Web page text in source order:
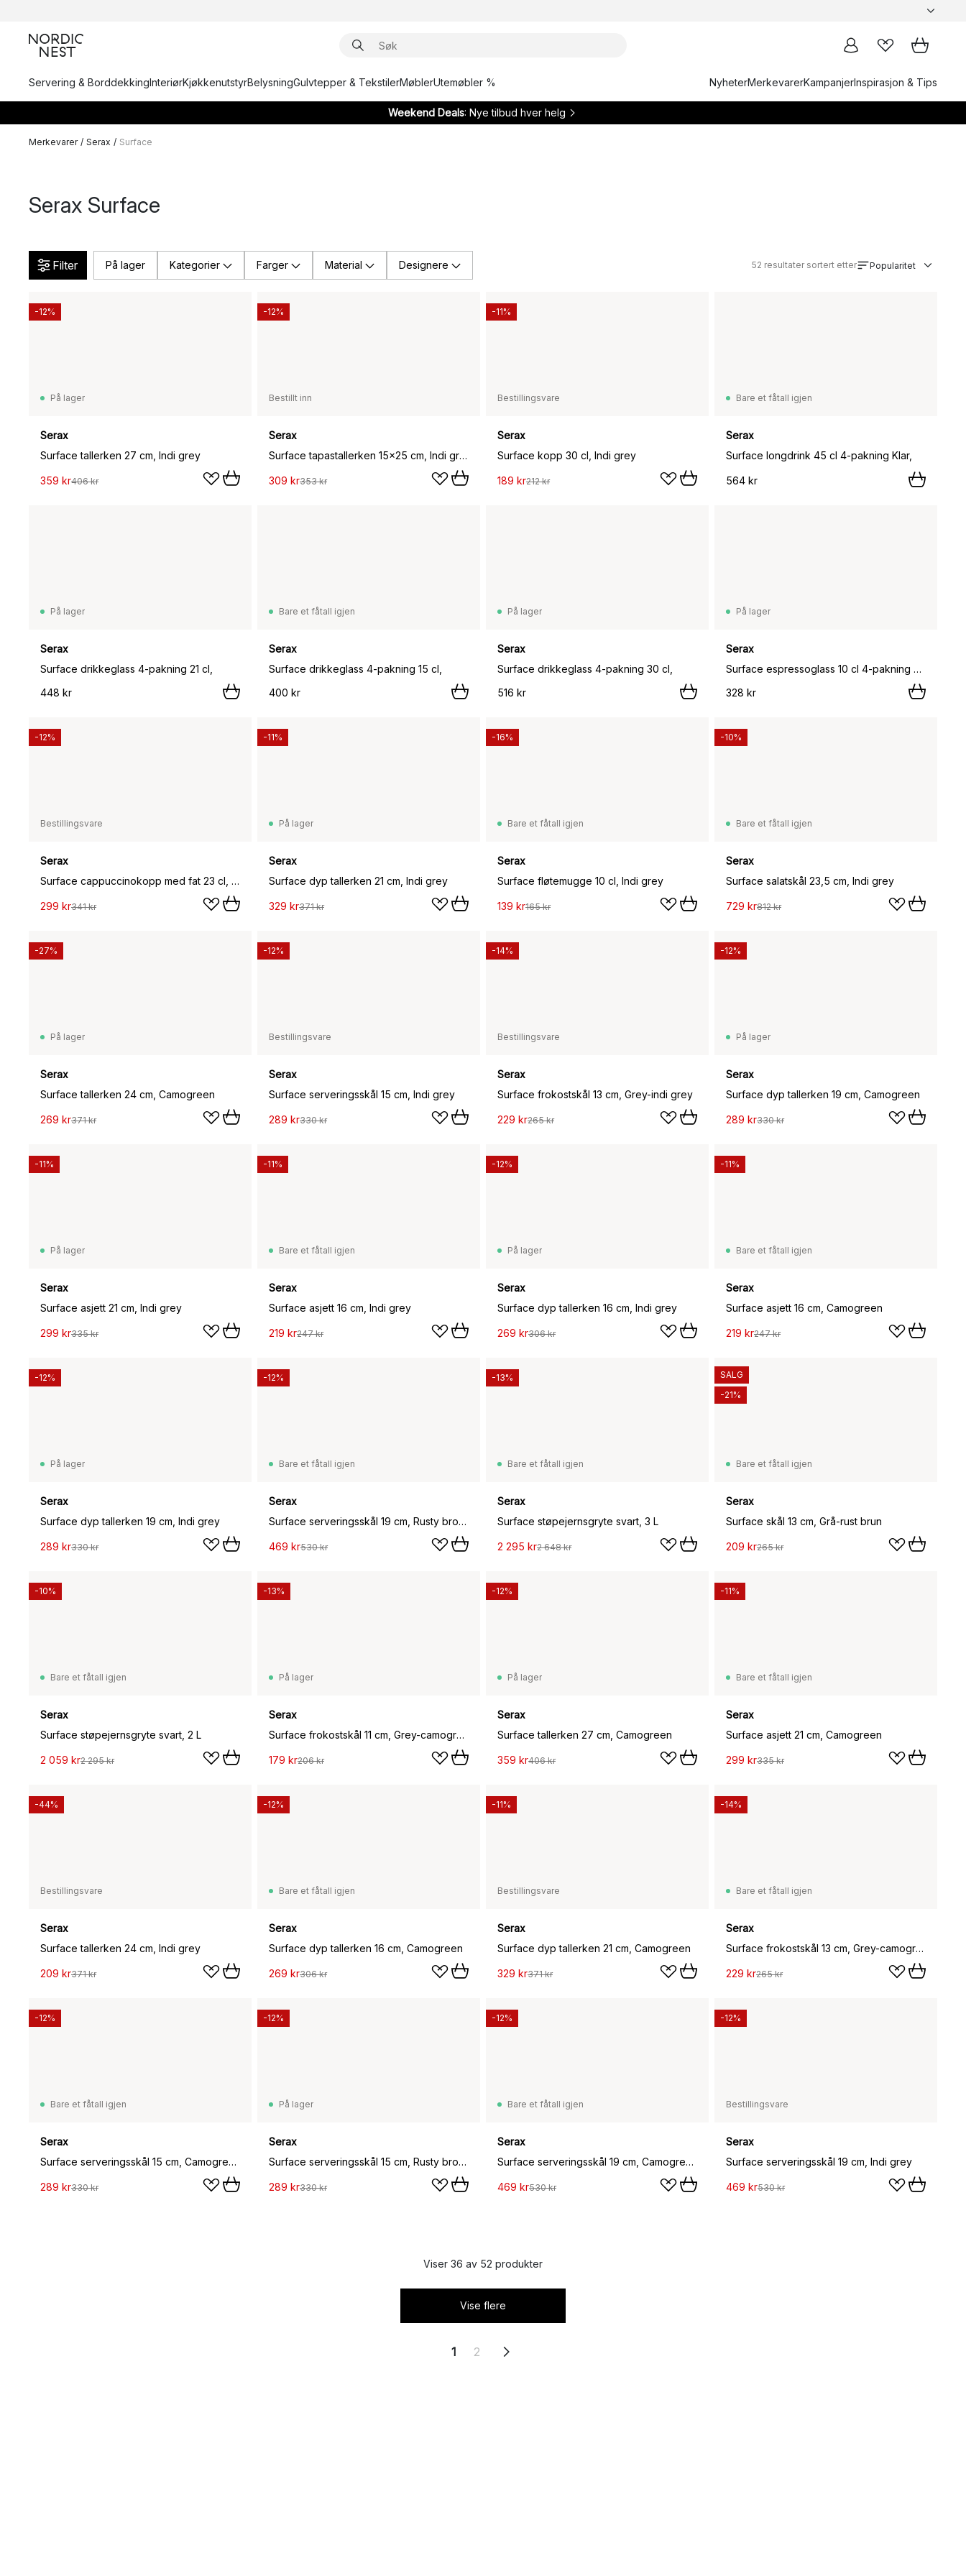
Servering & BorddekkingInteriørKjøkkenutstyrBelysningGulvtepper & TekstilerMøblerUtemøbler % NyheterMerkevarerKampanjerInspirasjon & Tips
Weekend Deals: Nye tilbud hver helg
Merkevarer / Serax / Surface
Serax Surface
Filter På lager Kategorier Farger Material Designere 52 resultater sortert etter Popularitet
På lager
Serax
Surface tallerken 27 cm, Indi grey
359 kr406 kr
-12%
Bestillt inn
Serax
Surface tapastallerken 15x25 cm, Indi grey
309 kr353 kr
-12%
Bestillingsvare
Serax
Surface kopp 30 cl, Indi grey
189 kr212 kr
-11%
Bare et fåtall igjen
Serax
Surface longdrink 45 cl 4-pakning Klar,
564 kr
På lager
Serax
Surface drikkeglass 4-pakning 21 cl,
448 kr
Bare et fåtall igjen
Serax
Surface drikkeglass 4-pakning 15 cl,
400 kr
På lager
Serax
Surface drikkeglass 4-pakning 30 cl,
516 kr
På lager
Serax
Surface espressoglass 10 cl 4-pakning Klar,
328 kr
Bestillingsvare
Serax
Surface cappuccinokopp med fat 23 cl, Indi grey
299 kr341 kr
-12%
På lager
Serax
Surface dyp tallerken 21 cm, Indi grey
329 kr371 kr
-11%
Bare et fåtall igjen
Serax
Surface fløtemugge 10 cl, Indi grey
139 kr165 kr
-16%
Bare et fåtall igjen
Serax
Surface salatskål 23,5 cm, Indi grey
729 kr812 kr
-10%
På lager
Serax
Surface tallerken 24 cm, Camogreen
269 kr371 kr
-27%
Bestillingsvare
Serax
Surface serveringsskål 15 cm, Indi grey
289 kr330 kr
-12%
Bestillingsvare
Serax
Surface frokostskål 13 cm, Grey-indi grey
229 kr265 kr
-14%
På lager
Serax
Surface dyp tallerken 19 cm, Camogreen
289 kr330 kr
-12%
På lager
Serax
Surface asjett 21 cm, Indi grey
299 kr335 kr
-11%
Bare et fåtall igjen
Serax
Surface asjett 16 cm, Indi grey
219 kr247 kr
-11%
På lager
Serax
Surface dyp tallerken 16 cm, Indi grey
269 kr306 kr
-12%
Bare et fåtall igjen
Serax
Surface asjett 16 cm, Camogreen
219 kr247 kr
-11%
På lager
Serax
Surface dyp tallerken 19 cm, Indi grey
289 kr330 kr
-12%
Bare et fåtall igjen
Serax
Surface serveringsskål 19 cm, Rusty brown
469 kr530 kr
-12%
Bare et fåtall igjen
Serax
Surface støpejernsgryte svart, 3 L
2 295 kr2 648 kr
-13%
Bare et fåtall igjen
Serax
Surface skål 13 cm, Grå-rust brun
209 kr265 kr
SALG
-21%
Bare et fåtall igjen
Serax
Surface støpejernsgryte svart, 2 L
2 059 kr2 295 kr
-10%
På lager
Serax
Surface frokostskål 11 cm, Grey-camogreen
179 kr206 kr
-13%
På lager
Serax
Surface tallerken 27 cm, Camogreen
359 kr406 kr
-12%
Bare et fåtall igjen
Serax
Surface asjett 21 cm, Camogreen
299 kr335 kr
-11%
Bestillingsvare
Serax
Surface tallerken 24 cm, Indi grey
209 kr371 kr
-44%
Bare et fåtall igjen
Serax
Surface dyp tallerken 16 cm, Camogreen
269 kr306 kr
-12%
Bestillingsvare
Serax
Surface dyp tallerken 21 cm, Camogreen
329 kr371 kr
-11%
Bare et fåtall igjen
Serax
Surface frokostskål 13 cm, Grey-camogreen
229 kr265 kr
-14%
Bare et fåtall igjen
Serax
Surface serveringsskål 15 cm, Camogreen
289 kr330 kr
-12%
På lager
Serax
Surface serveringsskål 15 cm, Rusty brown
289 kr330 kr
-12%
Bare et fåtall igjen
Serax
Surface serveringsskål 19 cm, Camogreen
469 kr530 kr
-12%
Bestillingsvare
Serax
Surface serveringsskål 19 cm, Indi grey
469 kr530 kr
-12%
Viser 36 av 52 produkter
Vise flere
1 2